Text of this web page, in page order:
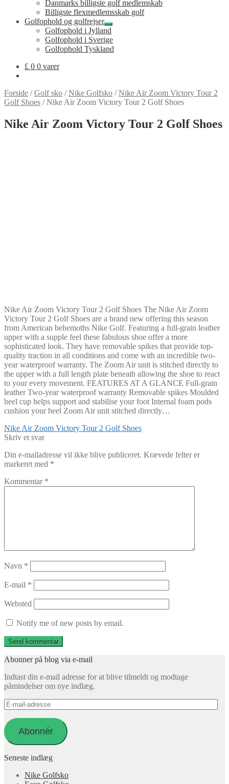
undermenu
Danmarks billigste golf medlemskab
Billigste flexmedlemsskab golf
Golfophold og golfrejser
Udfold
undermenu
Golfophold i Jylland
Golfophold i Sverige
Golfophold Tyskland
£ 0 0 varer
Forside /Golf sko /Nike Golfsko /Nike Air Zoom Victory Tour 2
Golf Shoes /Nike Air Zoom Victory Tour 2 Golf Shoes
Nike Air Zoom Victory Tour 2 Golf Shoes
Nike Air Zoom Victory Tour 2 Golf Shoes The Nike Air Zoom
Victory Tour 2 Golf Shoes are a brand new offering this season
from American behemoths Nike Golf. Featuring a full-grain leather
upper with a supple feel these fabulous shoe offer a more
sophisticated look. They have removable spikes that provide top-
quality traction in all conditions and come with an incredible two-
year waterproof warranty. The Zoom Air unit is stitched directly to
the upper with a full length plate beneath allowing the shoe to react
to your every movement. FEATURES AT A GLANCE Full-grain
leather Two-year waterproof warranty Removable spikes Moulded
heel cup helps support and stabilise your foot Internal foam pods
cushion your heel Zoom Air unit stitched directly…
Indlægsnavigation
Forrige
indlæg:
Nike Air Zoom Victory Tour 2 Golf Shoes
Skriv et svar
Din e-mailadresse vil ikke blive publiceret. Krævede felter er
markeret med *
Kommentar *
Navn *
E-mail *
Websted
Notify me of new posts by email.
Abonner på blog via e-mail
Indtast din e-mail adresse for at blive tilmeldt og modtage
påmindelser om nye indlæg.
E-
mail-
adresse
Abonnér
Seneste indlæg
Nike Golfsko